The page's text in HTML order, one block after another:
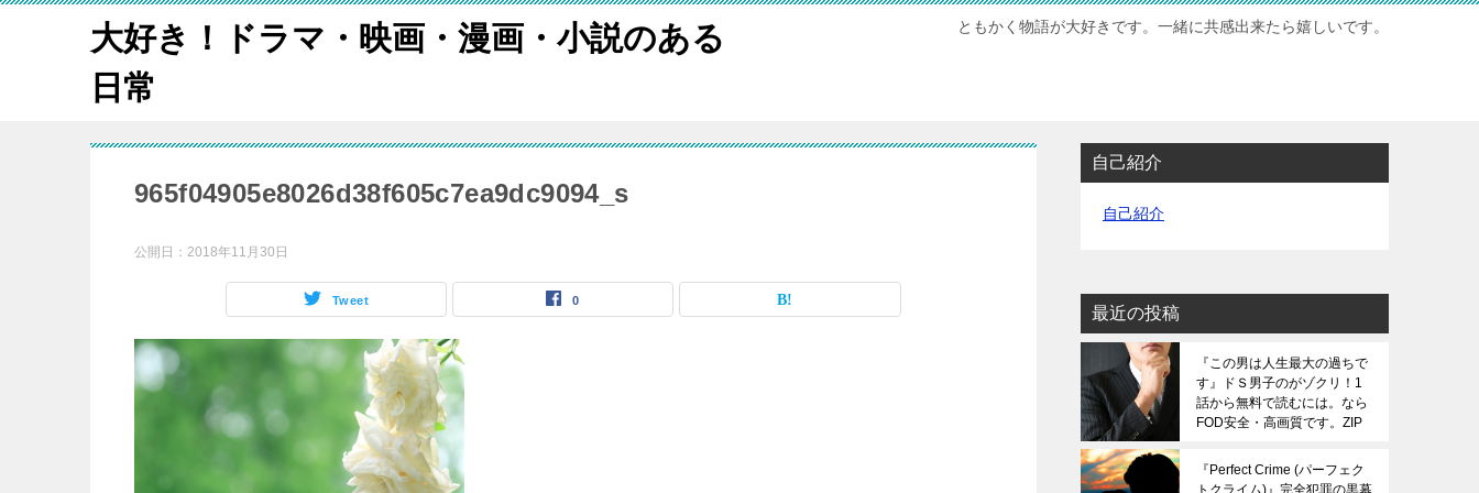
大好き！ドラマ・映画・漫画・小説のある
日常
ともかく物語が大好きです。一緒に共感出来たら嬉しいです。
965f04905e8026d38f605c7ea9dc9094_s
公開日： 2018年11月30日
Tweet 0
自己紹介
自己紹介
最近の投稿
『この男は人生最大の過ちで
す』ドＳ男子のがゾクリ！1
話から無料で読むには。なら
FOD安全・高画質です。ZIP
『Perfect Crime (パーフェク
トクライム)』完全犯罪の黒幕